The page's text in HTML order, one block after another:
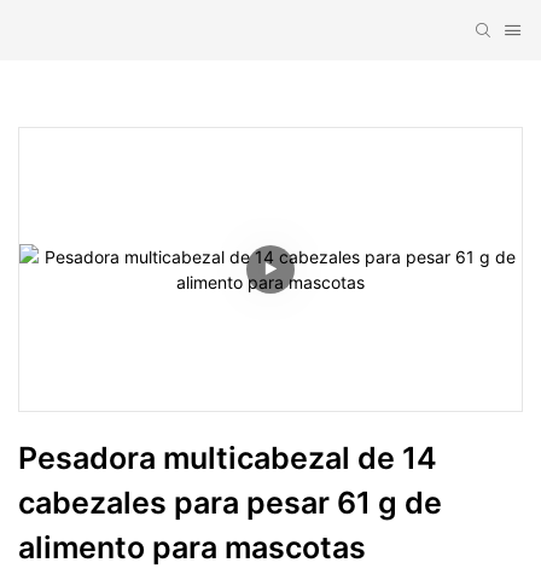
Pesadora multicabezal de 14
cabezales para pesar 61 g de
alimento para mascotas